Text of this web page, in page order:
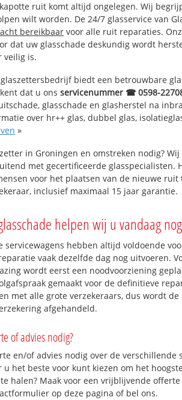
ruit komt altijd ongelegen. Wij
wilt worden. De 24/7 glasservice van
bereikbaar voor alle ruit reparaties.
dat uw glasschade deskundig wordt
veilig is.
biedt een betrouwbare
dat u onsservicenummer ☎ 0598-
glasschade en glasherstel na
over hr++ glas, dubbel glas,
»
in Groningen en omstreken nodig?
met gecertificeerde glasspecialisten.
voor het plaatsen van de nieuwe
inclusief maximaal 15 jaar garantie.
helpen wij u vandaag
servicewagens hebben altijd voldoende
vaak dezelfde dag nog uitvoeren.
wordt eerst een noodvoorziening
gemaakt voor de definitieve
met alle grote verzekeraars, dus wordt
afgehandeld.
of advies nodig?
en/of advies nodig over de verschillende
u het beste voor kunt kiezen om het
halen? Maak voor een vrijblijvende
op deze pagina of bel ons.